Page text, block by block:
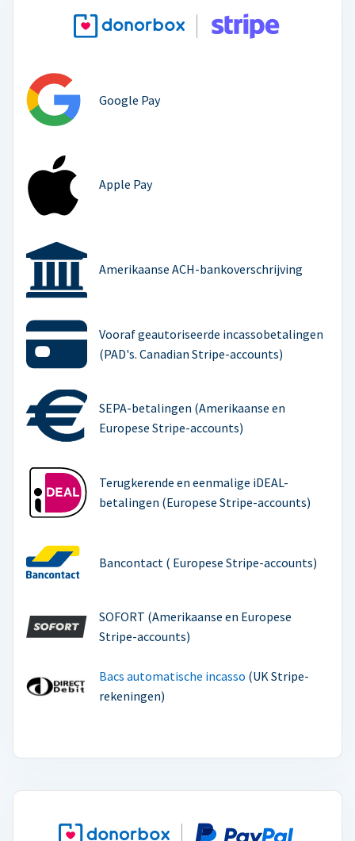
Google Pay
Apple Pay
Amerikaanse ACH-bankoverschrijving
Vooraf geautoriseerde incassobetalingen
(PAD's. Canadian Stripe-accounts)
SEPA-betalingen (Amerikaanse en
Europese Stripe-accounts)
Terugkerende en eenmalige iDEAL-
betalingen (Europese Stripe-accounts)
Bancontact ( Europese Stripe-accounts)
SOFORT (Amerikaanse en Europese
Stripe-accounts)
Bacs automatische incasso (UK Stripe-
rekeningen)